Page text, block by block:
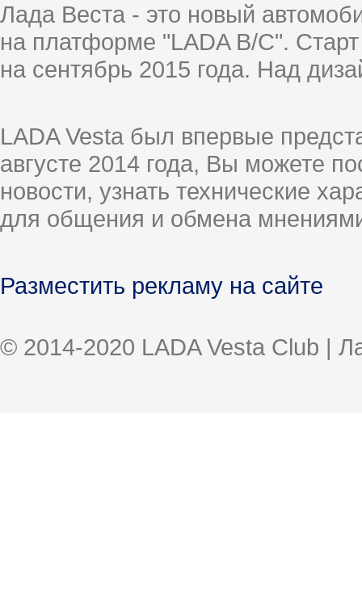
Лада Веста - это новый
на платформе "LADA B/C".
на сентябрь 2015 года. Над
LADA Vesta был впервые
августе 2014 года, Вы можете
новости, узнать технические
для общения и обмена
Разместить рекламу на сайте
© 2014-2020 LADA Vesta Club |